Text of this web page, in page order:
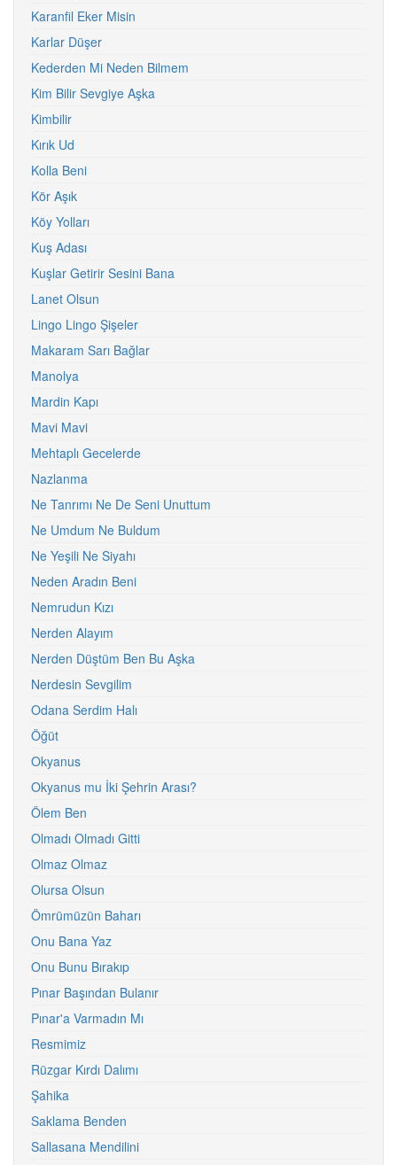
Karanfil Eker Misin
Karlar Düşer
Kederden Mi Neden Bilmem
Kim Bilir Sevgiye Aşka
Kimbilir
Kırık Ud
Kolla Beni
Kör Aşık
Köy Yolları
Kuş Adası
Kuşlar Getirir Sesini Bana
Lanet Olsun
Lingo Lingo Şişeler
Makaram Sarı Bağlar
Manolya
Mardin Kapı
Mavi Mavi
Mehtaplı Gecelerde
Nazlanma
Ne Tanrımı Ne De Seni Unuttum
Ne Umdum Ne Buldum
Ne Yeşili Ne Siyahı
Neden Aradın Beni
Nemrudun Kızı
Nerden Alayım
Nerden Düştüm Ben Bu Aşka
Nerdesin Sevgilim
Odana Serdim Halı
Öğüt
Okyanus
Okyanus mu İki Şehrin Arası?
Ölem Ben
Olmadı Olmadı Gitti
Olmaz Olmaz
Olursa Olsun
Ömrümüzün Baharı
Onu Bana Yaz
Onu Bunu Bırakıp
Pınar Başından Bulanır
Pınar'a Varmadın Mı
Resmimiz
Rüzgar Kırdı Dalımı
Şahika
Saklama Benden
Sallasana Mendilini